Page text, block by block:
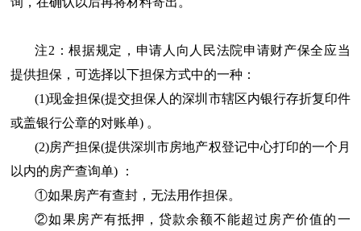
注2：根据规定，申请人向人民法院申请财产保全应当
提供担保，可选择以下担保方式中的一种：
(1)现金担保(提交担保人的深圳市辖区内银行存折复印件
或盖银行公章的对账单) 。
(2)房产担保(提供深圳市房地产权登记中心打印的一个月
以内的房产查询单) ：
①如果房产有查封，无法用作担保。
②如果房产有抵押，贷款余额不能超过房产价值的一